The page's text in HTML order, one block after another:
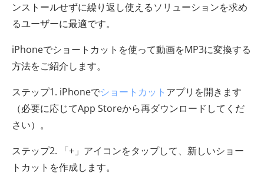
ンストールせずに繰り返し使えるソリューションを求め
るユーザーに最適です。
iPhoneでショートカットを使って動画をMP3に変換する
方法をご紹介します。
ステップ1. iPhoneでショートカット アプリを開きます
（必要に応じてApp Storeから再ダウンロードしてくだ
さい）。
ステップ2. 「+」アイコンをタップして、新しいショー
トカットを作成します。